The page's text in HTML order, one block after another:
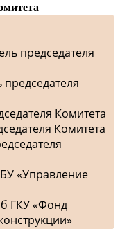
председателя
председателя
Комитета
Комитета
«Управление
ГКУ «Фонд